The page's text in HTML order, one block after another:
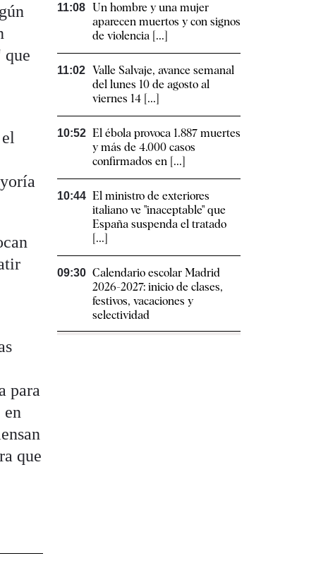
para
que
11:08 Un hombre y una mujer
aparecen muertos y con signos
de violencia [...]
11:02 Valle Salvaje, avance semanal
del lunes 10 de agosto al
viernes 14 [...]
10:52 El ébola provoca 1.887 muertes
y más de 4.000 casos
confirmados en [...]
10:44 El ministro de exteriores
italiano ve "inaceptable" que
España suspenda el tratado
[...]
09:30 Calendario escolar Madrid
2026-2027: inicio de clases,
festivos, vacaciones y
selectividad